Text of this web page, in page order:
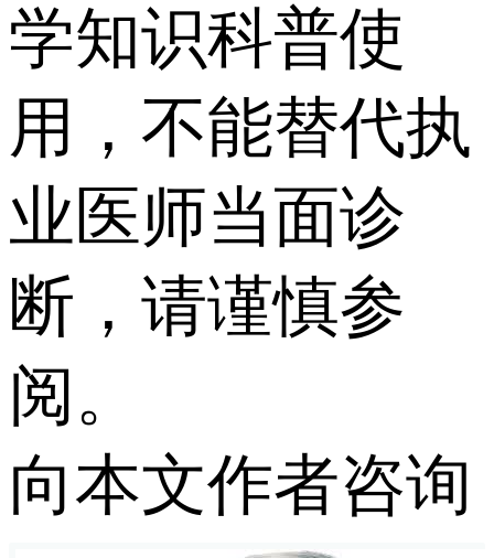
学知识科普使
用，不能替代执
业医师当面诊
断，请谨慎参
阅。
向本文作者咨询